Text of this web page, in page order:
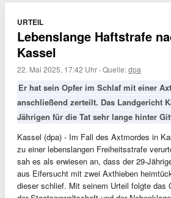
URTEIL
Lebenslange Haftstrafe
Kassel
22. Mai 2025, 17:42 Uhr ·Quelle:dpa
Er hat sein Opfer im Schlaf mit einer
anschließend zerteilt. Das Landgericht
Jährigen für die Tat sehr lange hinter
Kassel (dpa) - Im Fall des Axtmordes in
zu einer lebenslangen Freiheitsstrafe
sah es als erwiesen an, dass der 29-
aus Eifersucht mit zwei Axthieben
dieser schlief. Mit seinem Urteil folgte das